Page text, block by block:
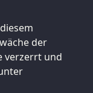
der
verzerrt und